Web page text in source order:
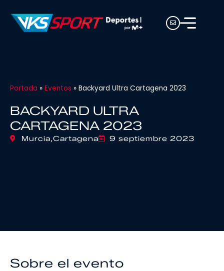
Portada » Eventos » Backyard Ultra Cartagena 2023
BACKYARD ULTRA
CARTAGENA 2023
Murcia,Cartagena 9 septiembre 2023
Sobre el evento